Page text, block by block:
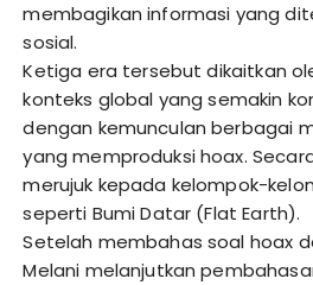
membagikan informasi yang
sosial.
Ketiga era tersebut dikaitkan
konteks global yang semakin
dengan kemunculan berbagai
yang memproduksi hoax.
merujuk kepada kelompok-
seperti Bumi Datar (Flat Earth).
Setelah membahas soal hoax
Melani melanjutkan